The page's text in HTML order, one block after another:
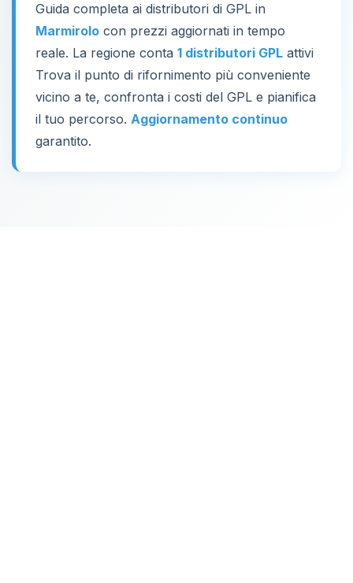
Guida completa ai distributori di GPL in
Marmirolo con prezzi aggiornati in tempo
reale. La regione conta 1 distributori GPL attivi
Trova il punto di rifornimento più conveniente
vicino a te, confronta i costi del GPL e pianifica
il tuo percorso. Aggiornamento continuo
garantito.